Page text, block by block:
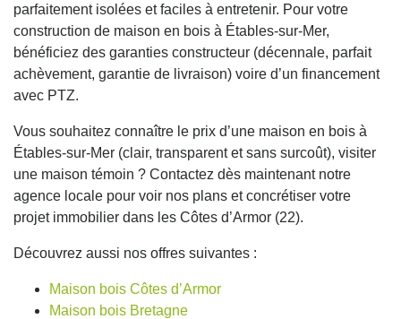
parfaitement isolées et faciles à entretenir. Pour votre
construction de maison en bois à Étables-sur-Mer,
bénéficiez des garanties constructeur (décennale, parfait
achèvement, garantie de livraison) voire d’un financement
avec PTZ.
Vous souhaitez connaître le prix d’une maison en bois à
Étables-sur-Mer (clair, transparent et sans surcoût), visiter
une maison témoin ? Contactez dès maintenant notre
agence locale pour voir nos plans et concrétiser votre
projet immobilier dans les Côtes d’Armor (22).
Découvrez aussi nos offres suivantes :
Maison bois Côtes d’Armor
Maison bois Bretagne